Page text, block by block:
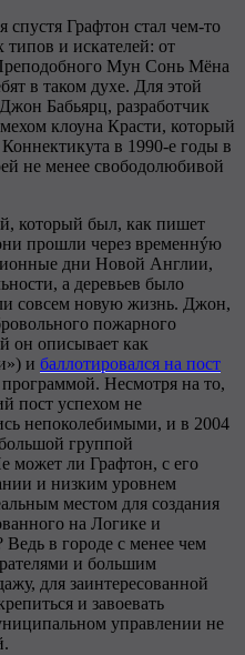
спустя Графтон стал чем-то
и искателей: от
Мун Сонь Мёна
в таком духе. Для этой
Бабьярц, разработчик
клоуна Красти, который
Коннектикута в 1990-е годы в
не менее свободолюбивой
который был, как пишет
прошли через временнýю
дни Новой Англии,
а деревьев было
совсем новую жизнь. Джон,
пожарного
он описывает как
и баллотировался на пост
Несмотря на то,
пост успехом не
непоколебимыми, и в 2004
группой
может ли Графтон, с его
и низким уровнем
местом для создания
на Логике и
в городе с менее чем
и большим
для заинтересованной
и завоевать
управлении не